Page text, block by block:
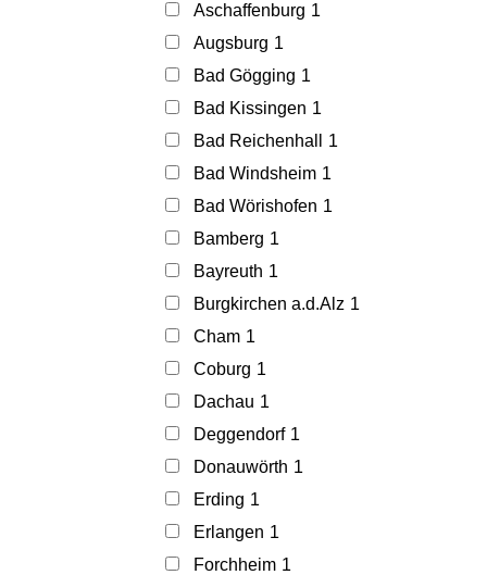
Aschaffenburg 1
Augsburg 1
Bad Gögging 1
Bad Kissingen 1
Bad Reichenhall
1
Bad Windsheim 1
Bad Wörishofen 1
Bamberg 1
Bayreuth 1
Burgkirchen a.d.Alz 1
Cham 1
Coburg 1
Dachau 1
Deggendorf 1
Donauwörth 1
Erding 1
Erlangen 1
Forchheim 1